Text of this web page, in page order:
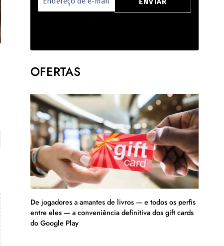
OFERTAS
De jogadores a amantes de livros — e todos os perfis
entre eles — a conveniência definitiva dos gift cards
do Google Play